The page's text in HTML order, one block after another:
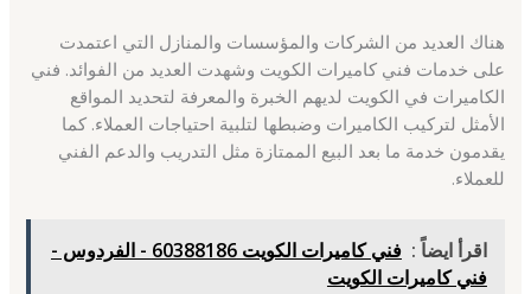
هناك العديد من الشركات والمؤسسات والمنازل التي اعتمدت
على خدمات فني كاميرات الكويت وشهدت العديد من الفوائد. فني
الكاميرات في الكويت لديهم الخبرة والمعرفة لتحديد المواقع
الأمثل لتركيب الكاميرات وضبطها لتلبية احتياجات العملاء. كما
يقدمون خدمة ما بعد البيع الممتازة مثل التدريب والدعم الفني
للعملاء.
اقرأ ايضاً :
فني كاميرات الكويت 60388186 - الفردوس -
فني كاميرات الكويت